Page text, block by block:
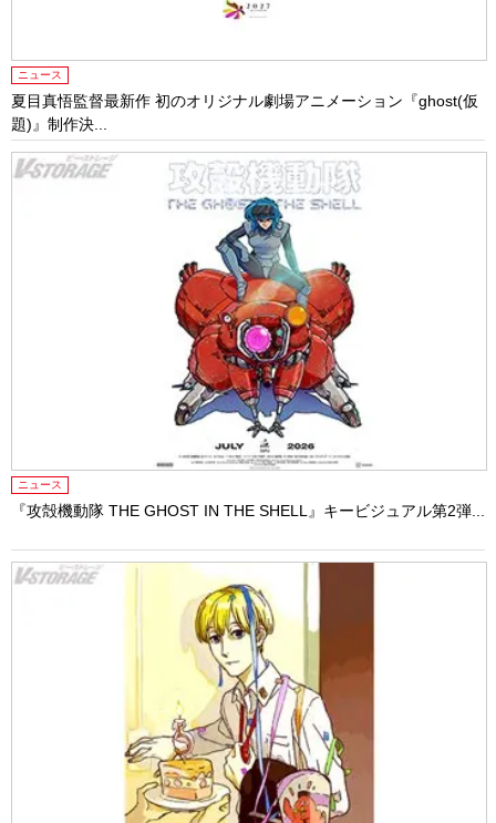
ニュース
夏目真悟監督最新作 初のオリジナル劇場アニメーション『ghost(仮
題)』制作決...
ニュース
『攻殻機動隊 THE GHOST IN THE SHELL』キービジュアル第2弾...